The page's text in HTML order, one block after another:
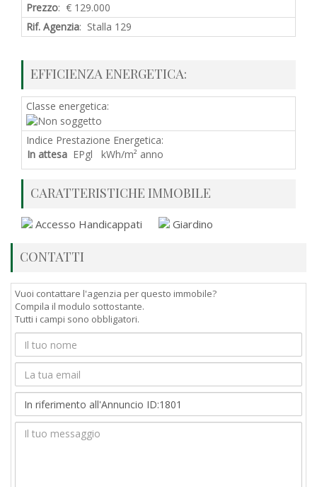
Prezzo: € 129.000
Rif. Agenzia: Stalla 129
EFFICIENZA ENERGETICA:
Classe energetica:
Indice Prestazione Energetica:
In attesa EPgl kWh/m² anno
CARATTERISTICHE IMMOBILE
Accesso Handicappati Giardino
CONTATTI
Vuoi contattare l'agenzia per questo immobile?
Compila il modulo sottostante.
Tutti i campi sono obbligatori.